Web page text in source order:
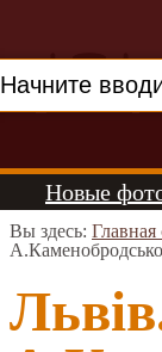
Новые
Вы здесь: Главная